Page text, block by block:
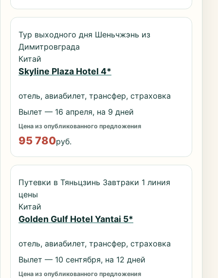
Тур выходного дня Шеньчжэнь из
Димитровграда
Китай
Skyline Plaza Hotel 4*
отель, авиабилет, трансфер, страховка
Вылет — 16 апреля, на 9 дней
Цена из опубликованного предложения
95 780руб.
Путевки в Тяньцзинь Завтраки 1 линия
цены
Китай
Golden Gulf Hotel Yantai 5*
отель, авиабилет, трансфер, страховка
Вылет — 10 сентября, на 12 дней
Цена из опубликованного предложения